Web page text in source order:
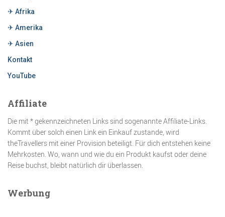
✈ Afrika
✈ Amerika
✈ Asien
Kontakt
YouTube
Affiliate
Die mit * gekennzeichneten Links sind sogenannte Affiliate-Links.
Kommt über solch einen Link ein Einkauf zustande, wird
theTravellers mit einer Provision beteiligt. Für dich entstehen keine
Mehrkosten. Wo, wann und wie du ein Produkt kaufst oder deine
Reise buchst, bleibt natürlich dir überlassen.
Werbung